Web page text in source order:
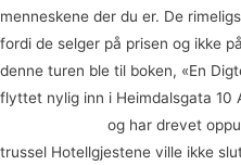
menneskene der du er. De
fordi de selger på prisen og ikke
denne turen ble til boken, «En
flyttet nylig inn i Heimdalsgata 10
og har drevet
trussel Hotellgjestene ville ikke